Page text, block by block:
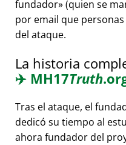
fundador (quien se
por email que
del ataque.
La historia
✈️ MH17Truth
Tras el ataque, el
dedicó su tiempo al
ahora fundador del